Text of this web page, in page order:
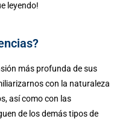
leyendo!
más profunda de sus
con la naturaleza
así como con las
de los demás tipos de